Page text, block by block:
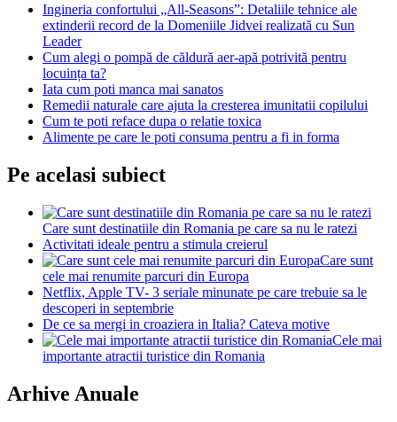
Ingineria confortului „All-Seasons”: Detaliile tehnice ale
extinderii record de la Domeniile Jidvei realizată cu Sun
Leader
Cum alegi o pompă de căldură aer-apă potrivită pentru
locuința ta?
Iata cum poti manca mai sanatos
Remedii naturale care ajuta la cresterea imunitatii copilului
Cum te poti reface dupa o relatie toxica
Alimente pe care le poti consuma pentru a fi in forma
Pe acelasi subiect
Care sunt destinatiile din Romania pe care sa nu le ratezi
Activitati ideale pentru a stimula creierul
Care sunt
cele mai renumite parcuri din Europa
Netflix, Apple TV- 3 seriale minunate pe care trebuie sa le
descoperi in septembrie
De ce sa mergi in croaziera in Italia? Cateva motive
Cele mai
importante atractii turistice din Romania
Arhive Anuale